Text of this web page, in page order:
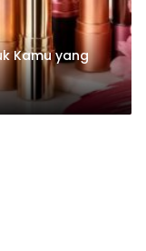
Kamu yang